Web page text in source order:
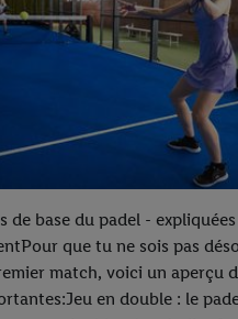
de base du padel - expliquées
que tu ne sois pas
match, voici un aperçu
en double : le